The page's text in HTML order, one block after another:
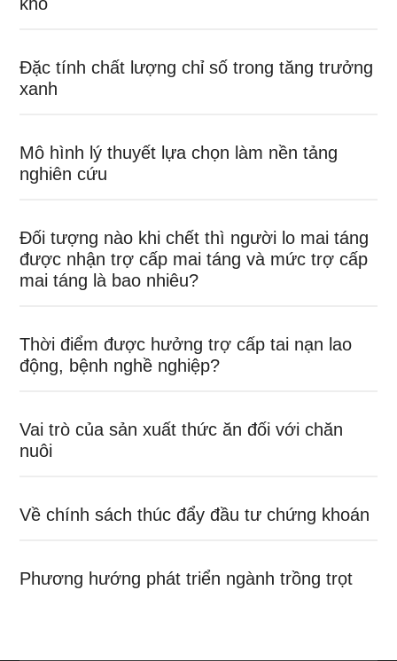
Đặc tính chất lượng chỉ số trong tăng trưởng
xanh
Mô hình lý thuyết lựa chọn làm nền tảng
nghiên cứu
Đối tượng nào khi chết thì người lo mai táng
được nhận trợ cấp mai táng và mức trợ cấp
mai táng là bao nhiêu?
Thời điểm được hưởng trợ cấp tai nạn lao
động, bệnh nghề nghiệp?
Vai trò của sản xuất thức ăn đối với chăn
nuôi
Về chính sách thúc đẩy đầu tư chứng khoán
Phương hướng phát triển ngành trồng trọt